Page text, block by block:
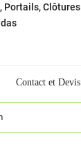
Portails, Clôtures
Contact et Devis